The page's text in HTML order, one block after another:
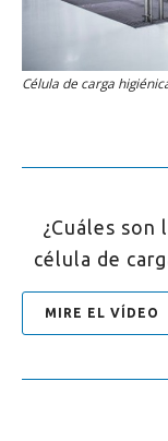
Célula de carga
¿Cuáles
célula de
MIRE EL VÍDEO